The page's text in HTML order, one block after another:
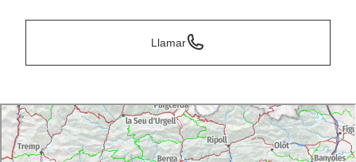
Llamar